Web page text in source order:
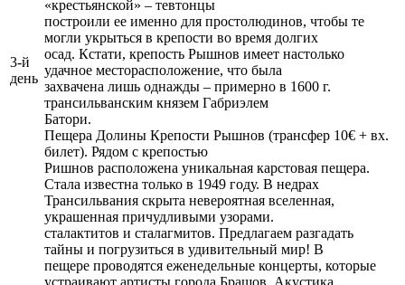
3-й
день
«крестьянской» – тевтонцы
построили ее именно для простолюдинов, чтобы те
могли укрыться в крепости во время долгих
осад. Кстати, крепость Рышнов имеет настолько
удачное месторасположение, что была
захвачена лишь однажды – примерно в 1600 г.
трансильванским князем Габриэлем
Батори.
Пещера Долины Крепости Рышнов (трансфер 10€ + вх.
билет). Рядом с крепостью
Ришнов расположена уникальная карстовая пещера.
Стала известна только в 1949 году. В недрах
Трансильвания скрыта невероятная вселенная,
украшенная причудливыми узорами.
сталактитов и сталагмитов. Предлагаем разгадать
тайны и погрузиться в удивительный мир! В
пещере проводятся еженедельные концерты, которые
устраивают артисты города Брашов. Акустика